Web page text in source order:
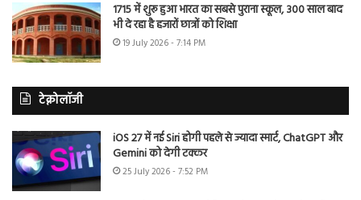
1715 में शुरू हुआ भारत का सबसे पुराना स्कूल, 300 साल बाद
भी दे रहा है हजारों छात्रों को शिक्षा
19 July 2026 - 7:14 PM
टेक्नोलॉजी
iOS 27 में नई Siri होगी पहले से ज्यादा स्मार्ट, ChatGPT और
Gemini को देगी टक्कर
25 July 2026 - 7:52 PM